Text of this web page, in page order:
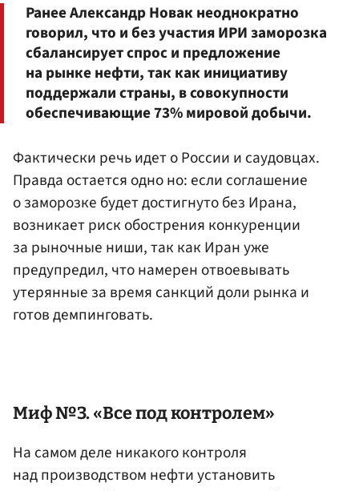
Ранее Александр Новак неоднократно
говорил, что и без участия ИРИ заморозка
сбалансирует спрос и предложение
на рынке нефти, так как инициативу
поддержали страны, в совокупности
обеспечивающие 73% мировой добычи.
Фактически речь идет о России и саудовцах.
Правда остается одно но: если соглашение
о заморозке будет достигнуто без Ирана,
возникает риск обострения конкуренции
за рыночные ниши, так как Иран уже
предупредил, что намерен отвоевывать
утерянные за время санкций доли рынка и
готов демпинговать.
Миф №3. «Все под контролем»
На самом деле никакого контроля
над производством нефти установить